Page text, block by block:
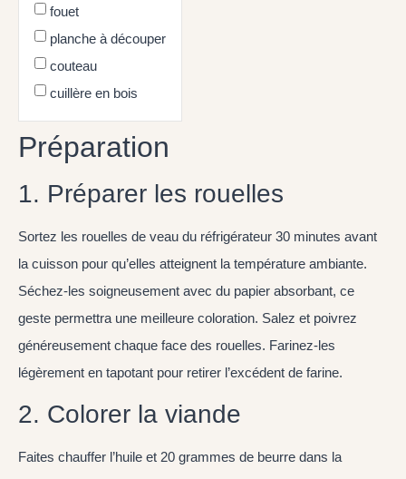
fouet
planche à découper
couteau
cuillère en bois
Préparation
1. Préparer les rouelles
Sortez les rouelles de veau du réfrigérateur 30 minutes avant
la cuisson pour qu’elles atteignent la température ambiante.
Séchez-les soigneusement avec du papier absorbant, ce
geste permettra une meilleure coloration. Salez et poivrez
généreusement chaque face des rouelles. Farinez-les
légèrement en tapotant pour retirer l’excédent de farine.
2. Colorer la viande
Faites chauffer l’huile et 20 grammes de beurre dans la